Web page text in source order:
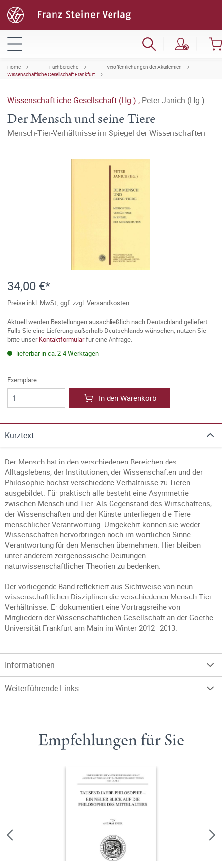
Home Fachbereiche
Veröffentlichungen der Akademien
Wissenschaftliche Gesellschaft Frankfurt
Wissenschaftliche Gesellschaft (Hg.) , Peter Janich (Hg.)
Der Mensch und seine Tiere
Mensch-Tier-Verhältnisse im Spiegel der Wissenschaften
34,00 €*
Preise inkl. MwSt., ggf. zzgl. Versandkosten
Aktuell werden Bestellungen ausschließlich nach Deutschland geliefert.
Falls Sie eine Lieferung außerhalb Deutschlands wünschen, nutzen Sie
bitte unserKontaktformularfür eine Anfrage.
lieferbar in ca. 2-4 Werktagen
Exemplare:
In den Warenkorb
Kurztext
Der Mensch hat in den verschiedenen Bereichen des
Alltagslebens, der Institutionen, der Wissenschaften und der
Philosophie höchst verschiedene Verhältnisse zu Tieren
ausgebildet. Für praktisch alle besteht eine Asymmetrie
zwischen Mensch und Tier. Als Gegenstand des Wirtschaftens,
der Wissenschaften und der Künste unterliegen die Tiere
menschlicher Verantwortung. Umgekehrt können sie weder
Wissenschaften hervorbringen noch im wörtlichen Sinne
Verantwortung für den Menschen übernehmen. Hier bleiben
unter anderem zeitgenössische Deutungen
naturwissenschaftlicher Theorien zu bedenken.
Der vorliegende Band reflektiert aus Sichtweise von neun
wissenschaftlichen Disziplinen die verschiedenen Mensch-Tier-
Verhältnisse. Er dokumentiert eine Vortragsreihe von
Mitgliedern der Wissenschaftlichen Gesellschaft an der Goethe
Universität Frankfurt am Main im Winter 2012–2013.
Informationen
Weiterführende Links
Empfehlungen für Sie